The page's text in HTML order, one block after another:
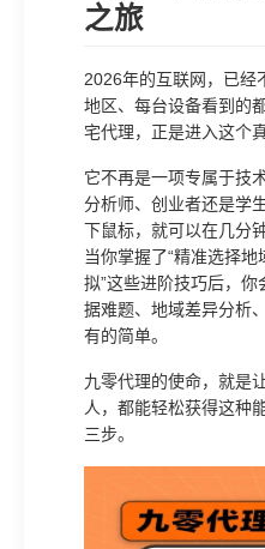
之旅
2026年的互联网，已经
地区、每台设备看到的
宅代理，正是进入这个
它不再是一项专属于技
分析师、创业者还是学
下鼠标，就可以在几分
当你掌握了“精准选择地
拟”这些进阶技巧后，
据难题、地域差异分析
有的简单。
九零代理的使命，就是
人，都能轻松获得这种
三步。